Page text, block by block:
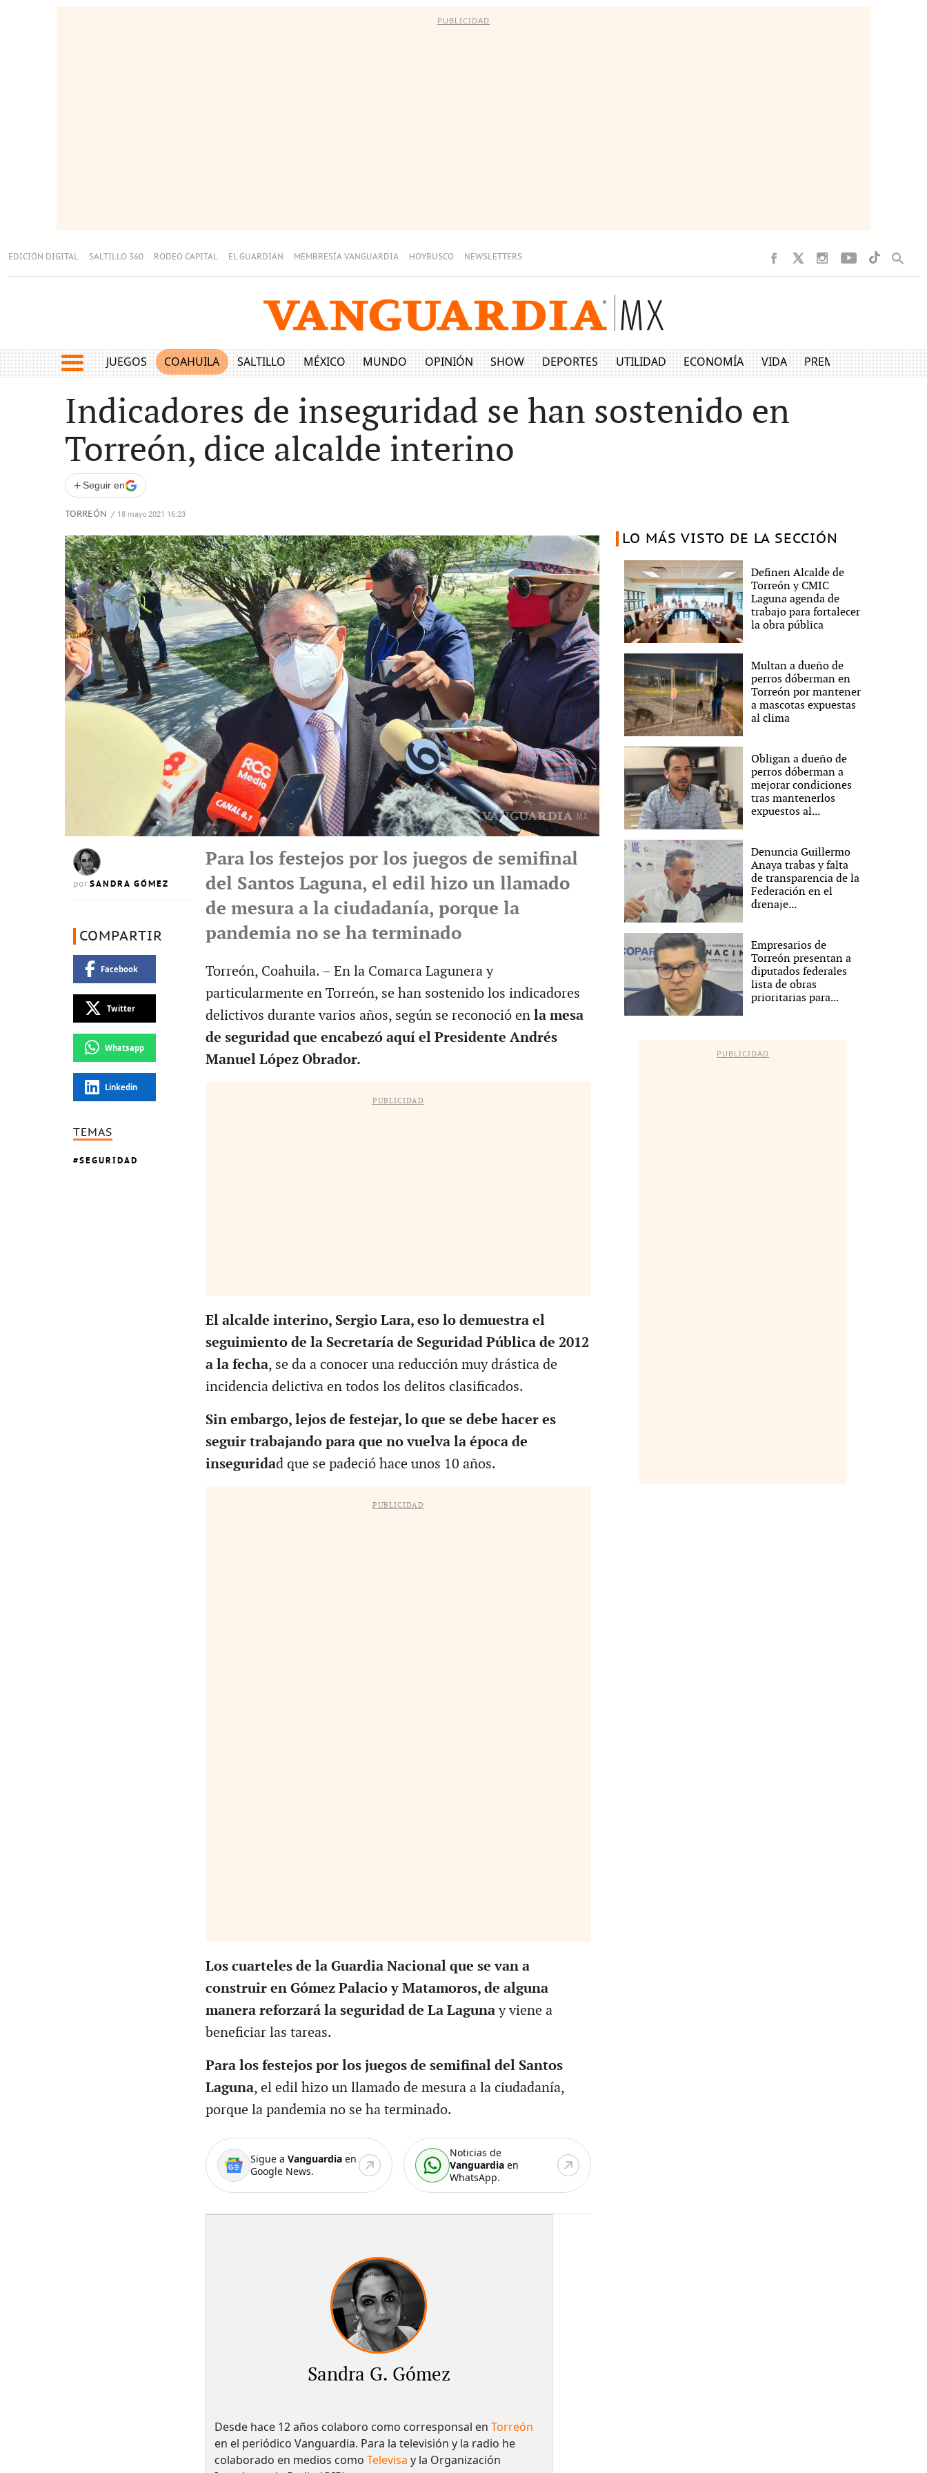
PUBLICIDAD
EDICIÓN DIGITAL SALTILLO 360 RODEO CAPITAL EL GUARDIÁN MEMBRESÍA VANGUARDIA HOYBUSCO NEWSLETTERS
JUEGOS COAHUILA SALTILLO MÉXICO MUNDO OPINIÓN SHOW DEPORTES UTILIDAD ECONOMÍA VIDA PREMIUM
Indicadores de inseguridad se han sostenido en
Torreón, dice alcalde interino
+ Seguir en
TORREÓN / 18 mayo 2021 16:23
por SANDRA GÓMEZ
COMPARTIR
Facebook
Twitter
Whatsapp
Linkedin
TEMAS
SEGURIDAD
Para los festejos por los juegos de semifinal
del Santos Laguna, el edil hizo un llamado
de mesura a la ciudadanía, porque la
pandemia no se ha terminado
Torreón, Coahuila. – En la Comarca Lagunera y
particularmente en Torreón, se han sostenido los indicadores
delictivos durante varios años, según se reconoció en la mesa
de seguridad que encabezó aquí el Presidente Andrés
Manuel López Obrador.
PUBLICIDAD
El alcalde interino, Sergio Lara, eso lo demuestra el
seguimiento de la Secretaría de Seguridad Pública de 2012
a la fecha, se da a conocer una reducción muy drástica de
incidencia delictiva en todos los delitos clasificados.
Sin embargo, lejos de festejar, lo que se debe hacer es
seguir trabajando para que no vuelva la época de
inseguridad que se padeció hace unos 10 años.
PUBLICIDAD
Los cuarteles de la Guardia Nacional que se van a
construir en Gómez Palacio y Matamoros, de alguna
manera reforzará la seguridad de La Lagunay viene a
beneficiar las tareas.
Para los festejos por los juegos de semifinal del Santos
Laguna, el edil hizo un llamado de mesura a la ciudadanía,
porque la pandemia no se ha terminado.
Sigue a Vanguardiaen
Google News.
Noticias de
Vanguardia en
WhatsApp.
Sandra G. Gómez
Desde hace 12 años colaboro como corresponsal en Torreón
en el periódico Vanguardia. Para la televisión y la radio he
colaborado en medios como Televisa y la Organización
LO MÁS VISTO DE LA SECCIÓN
Definen Alcalde de
Torreón y CMIC
Laguna agenda de
trabajo para fortalecer
la obra pública
Multan a dueño de
perros dóberman en
Torreón por mantener
a mascotas expuestas
al clima
Obligan a dueño de
perros dóberman a
mejorar condiciones
tras mantenerlos
expuestos al...
Denuncia Guillermo
Anaya trabas y falta
de transparencia de la
Federación en el
drenaje...
Empresarios de
Torreón presentan a
diputados federales
lista de obras
prioritarias para...
PUBLICIDAD